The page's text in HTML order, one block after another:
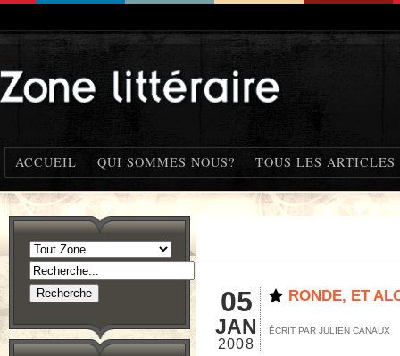
ACCUEIL QUI SOMMES NOUS? TOUS LES ARTICLES
05
JAN
2008
RONDE, ET
ÉCRIT PAR JULIEN CANAUX